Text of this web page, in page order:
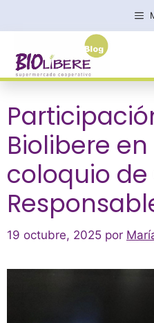
Biolibere
coloquio
19 octubre, 2025 por